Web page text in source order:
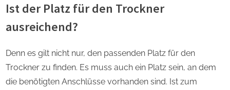
Ist der Platz für den Trockner
ausreichend?
Denn es gilt nicht nur, den passenden Platz für den
Trockner zu finden. Es muss auch ein Platz sein, an dem
die benötigten Anschlüsse vorhanden sind. Ist zum